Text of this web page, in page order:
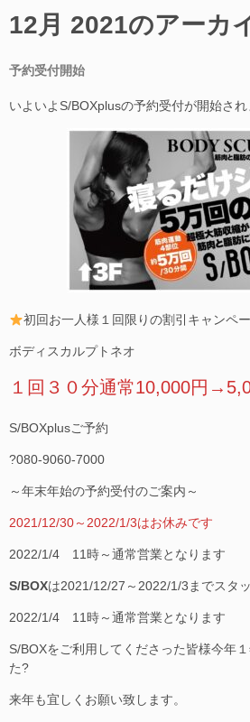
12月 2021のアーカ
予約受付開始
いよいよS/BOXplusの予約受付が開始され
初回お一人様１回限りの割引キャンペ
ボディスカルプトネオ
１回３０分通常10,000円
S/BOXplusご予約
?080-9060-7000
～年末年始の予約受付のご案内～
2021/12/30～2022/1/3はお休みです
2022/1/4 11時～通常営業となります
S/BOXは2021/12/27～2022/1/3までスタ
2022/1/4 11時～通常営業となります
S/BOXをご利用してくださった皆様今年
た?
来年も宜しくお願い致しま